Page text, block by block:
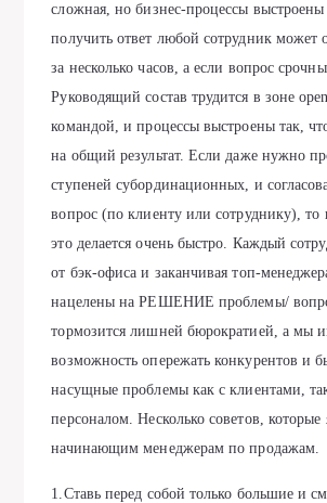
сложная, но бизнес-процессы выстроены
получить ответ любой сотрудник может
за несколько часов, а если вопрос
Руководящий состав трудится в зоне
командой, и процессы выстроены так,
на общий результат. Если даже нужно
ступеней субординационных, и
вопрос (по клиенту или сотруднику), то
это делается очень быстро. Каждый
от бэк-офиса и заканчивая топ-
нацелены на РЕШЕНИЕ проблемы/
тормозится лишней бюрократией, а мы
возможность опережать конкурентов и
насущные проблемы как с клиентами,
персоналом. Несколько советов, которые
начинающим менеджерам по продажам.
1.Ставь перед собой только большие и